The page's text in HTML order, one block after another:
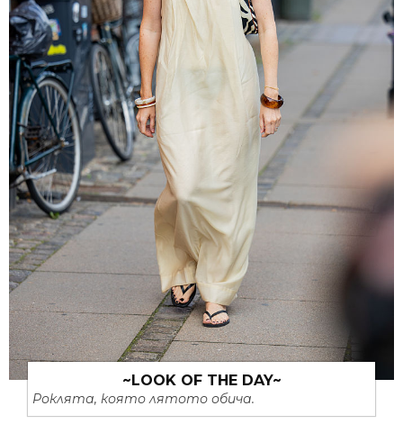
~LOOK OF THE DAY~
Роклята, която лятото обича.